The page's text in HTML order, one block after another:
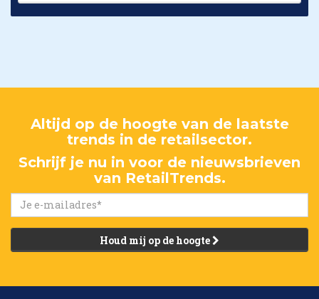
Altijd op de hoogte van de laatste
trends in de retailsector.
Schrijf je nu in voor de nieuwsbrieven
van RetailTrends.
Houd mij op de hoogte